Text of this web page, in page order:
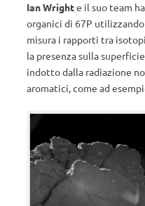
Ian Wrighte il suo team
organici di 67P utilizzando
misura i rapporti tra
la presenza sulla
indotto dalla radiazione
aromatici, come ad